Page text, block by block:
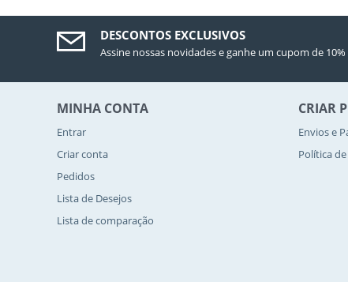
DESCONTOS EXCLUSIVOS
Assine nossas novidades e ganhe um cupom de
MINHA CONTA
Entrar
Criar conta
Pedidos
Lista de Desejos
Lista de comparação
CRIAR
Envios e
Política